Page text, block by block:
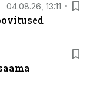
04.08.26, 13:11